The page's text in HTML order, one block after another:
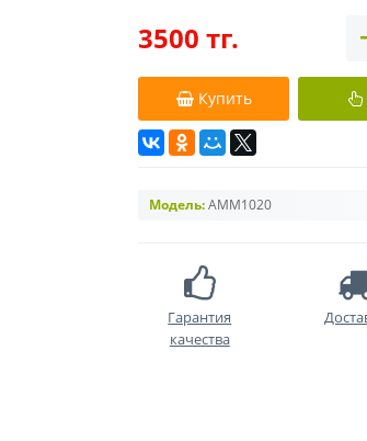
3500 тг.
Купить
Модель:АММ1020
Гарантия
качества